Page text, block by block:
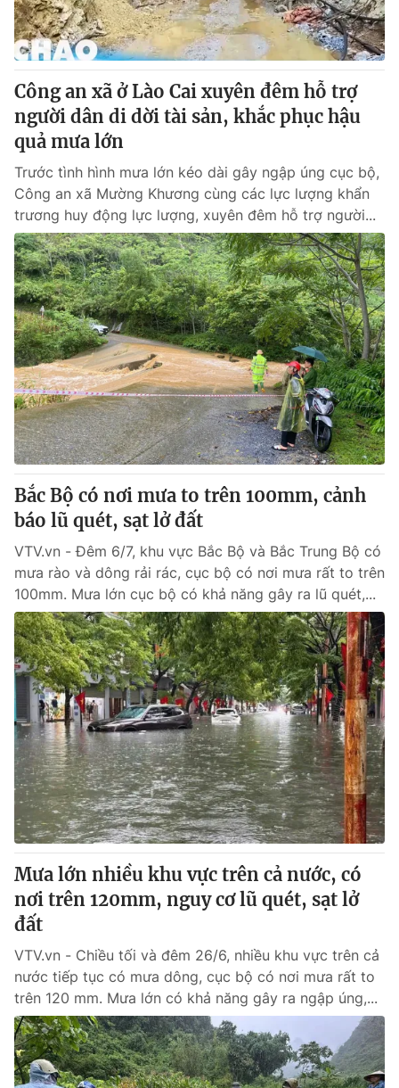
Công an xã ở Lào Cai xuyên đêm hỗ trợ
người dân di dời tài sản, khắc phục hậu
quả mưa lớn
Trước tình hình mưa lớn kéo dài gây ngập úng cục bộ,
Công an xã Mường Khương cùng các lực lượng khẩn
trương huy động lực lượng, xuyên đêm hỗ trợ người...
Bắc Bộ có nơi mưa to trên 100mm, cảnh
báo lũ quét, sạt lở đất
VTV.vn - Đêm 6/7, khu vực Bắc Bộ và Bắc Trung Bộ có
mưa rào và dông rải rác, cục bộ có nơi mưa rất to trên
100mm. Mưa lớn cục bộ có khả năng gây ra lũ quét,...
Mưa lớn nhiều khu vực trên cả nước, có
nơi trên 120mm, nguy cơ lũ quét, sạt lở
đất
VTV.vn - Chiều tối và đêm 26/6, nhiều khu vực trên cả
nước tiếp tục có mưa dông, cục bộ có nơi mưa rất to
trên 120 mm. Mưa lớn có khả năng gây ra ngập úng,...